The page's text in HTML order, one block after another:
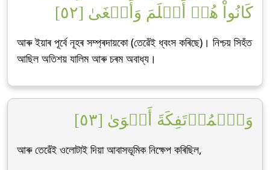
كَانُواْ هُمۡ أَظۡلَمَ وَأَطۡغَىٰ [٥٢]
আৰু ইয়াৰ পূৰ্বে নূহৰ সম্প্ৰদায়কো (তেৱেঁই ধ্বংস কৰিছে)। নিশ্চয় সিহঁত
আছিল অতিশয় যালিম আৰু চৰম অবাধ্য।
وَٱلۡمُؤۡتَفِكَةَ أَهۡوَىٰ [٥٣]
আৰু তেৱেঁই ওলোটাই দিয়া আবাসভূমিক নিক্ষেপ কৰিছিল,